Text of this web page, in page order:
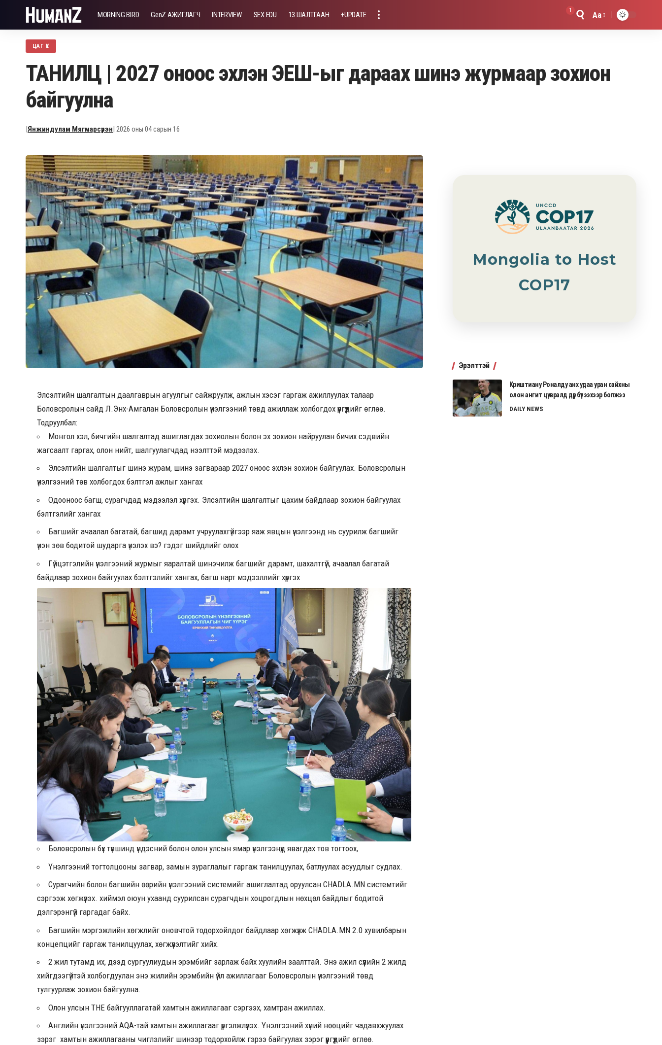
MORNING BIRD GenZ АЖИГЛАГЧ INTERVIEW SEX EDU 13 ШАЛТГААН +UPDATE
1
Font
Aa
ЦАГ ҮЕ
ТАНИЛЦ | 2027 оноос эхлэн ЭЕШ-ыг дараах шинэ журмаар зохион
байгуулна
|Янжиндулам Мягмарсүрэн| 2026 оны 04 сарын 16
Элсэлтийн шалгалтын даалгаврын агуулгыг сайжруулж, ажлын хэсэг гаргаж ажиллуулах талаар
Боловсролын сайд Л.Энх-Амгалан Боловсролын үнэлгээний төвд ажиллаж холбогдох үүргүүдийг өглөө.
Тодруулбал:
Монгол хэл, бичгийн шалгалтад ашиглагдах зохиолын болон эх зохион найруулан бичих сэдвийн
жагсаалт гаргах, олон нийт, шалгуулагчдад нээлттэй мэдээлэх.
Элсэлтийн шалгалтыг шинэ журам, шинэ загвараар 2027 оноос эхлэн зохион байгуулах. Боловсролын
үнэлгээний төв холбогдох бэлтгэл ажлыг хангах
Одооноос багш, сурагчдад мэдээлэл хүргэх. Элсэлтийн шалгалтыг цахим байдлаар зохион байгуулах
бэлтгэлийг хангах
Багшийг ачаалал багатай, багшид дарамт учруулахгүйгээр яаж явцын үнэлгээнд нь суурилж багшийг
үнэн зөв бодитой шударга үнэлэх вэ? гэдэг шийдлийг олох
Гүйцэтгэлийн үнэлгээний журмыг яаралтай шинэчилж багшийг дарамт, шахалтгүй, ачаалал багатай
байдлаар зохион байгуулах бэлтгэлийг хангах, багш нарт мэдээллийг хүргэх
Боловсролын бүх түвшинд үндэсний болон олон улсын ямар үнэлгээнүүд явагдах тов тогтоох,
Үнэлгээний тогтолцооны загвар, замын зураглалыг гаргаж танилцуулах, батлуулах асуудлыг судлах.
Сурагчийн болон багшийн өөрийн үнэлгээний системийг ашиглалтад оруулсан CHADLA.MN системтийг
сэргээж хөгжүүлэх. хиймэл оюун ухаанд суурилсан сурагчдын хоцрогдлын нөхцөл байдлыг бодитой
дэлгэрэнгүй гаргадаг байх.
Багшийн мэргэжлийн хөгжлийг оновчтой тодорхойлдог байдлаар хөгжүүлж CHADLA.MN 2.0 хувилбарын
концепцийг гаргаж танилцуулах, хөгжүүлэлтийг хийх.
2 жил тутамд их, дээд сургуулиудын эрэмбийг зарлаж байх хуулийн заалттай. Энэ ажил сүүлийн 2 жилд
хийгдээгүйтэй холбогдуулан энэ жилийн эрэмбийн үйл ажиллагааг Боловсролын үнэлгээний төвд
тулгуурлаж зохион байгуулна.
Олон улсын THE байгууллагатай хамтын ажиллагааг сэргээх, хамтран ажиллах.
Английн үнэлгээний AQA-тай хамтын ажиллагааг үргэлжлүүлэх. Үнэлгээний хүний нөөцийг чадавхжуулах
зэрэг хамтын ажиллагааны чиглэлийг шинээр тодорхойлж гэрээ байгуулах зэрэг үүргүүдийг өглөө.
Mongolia to Host
COP17
Эрэлттэй
Криштиану Роналду анх удаа уран сайхны
олон ангит цувралд дүр бүтээхээр болжээ
DAILY NEWS